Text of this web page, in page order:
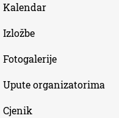
Kalendar
Izložbe
Fotogalerije
Upute organizatorima
Cjenik